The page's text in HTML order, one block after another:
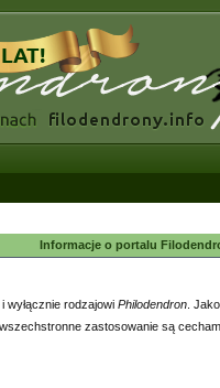
Informacje o portalu
wyłącznie rodzajowi Philodendron .
zastosowanie są